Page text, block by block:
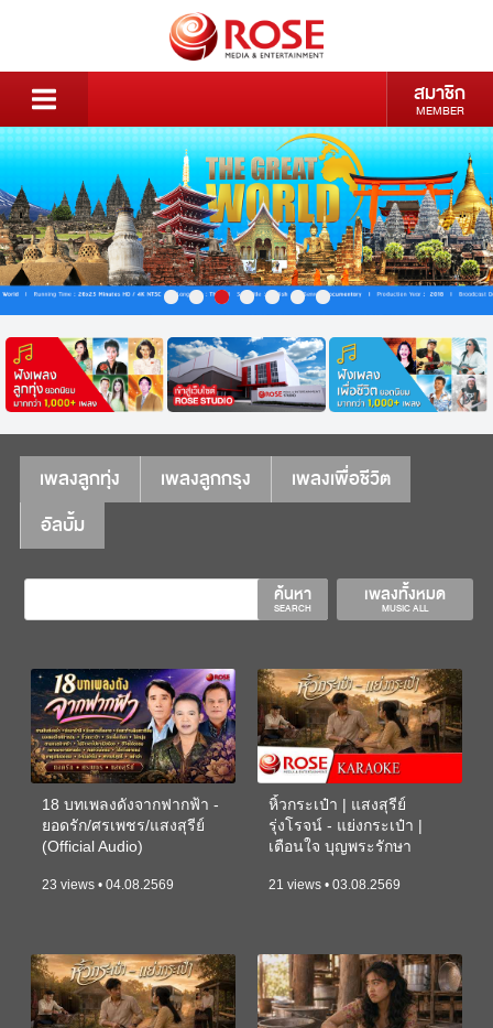
สมาชิก
MEMBER
เพลงลูกทุ่ง เพลงลูกกรุง
เพลงเพื่อชีวิต
อัลบั้ม
เพลงทั้งหมด
MUSIC ALL
ค้นหา
SEARCH
18 บทเพลงดังจากฟากฟ้า -
ยอดรัก/ศรเพชร/แสงสุรีย์
(Official Audio)
23 views • 04.08.2569
หิ้วกระเป๋า | แสงสุรีย์
รุ่งโรจน์ - แย่งกระเป๋า |
เตือนใจ บุญพระรักษา
21 views • 03.08.2569